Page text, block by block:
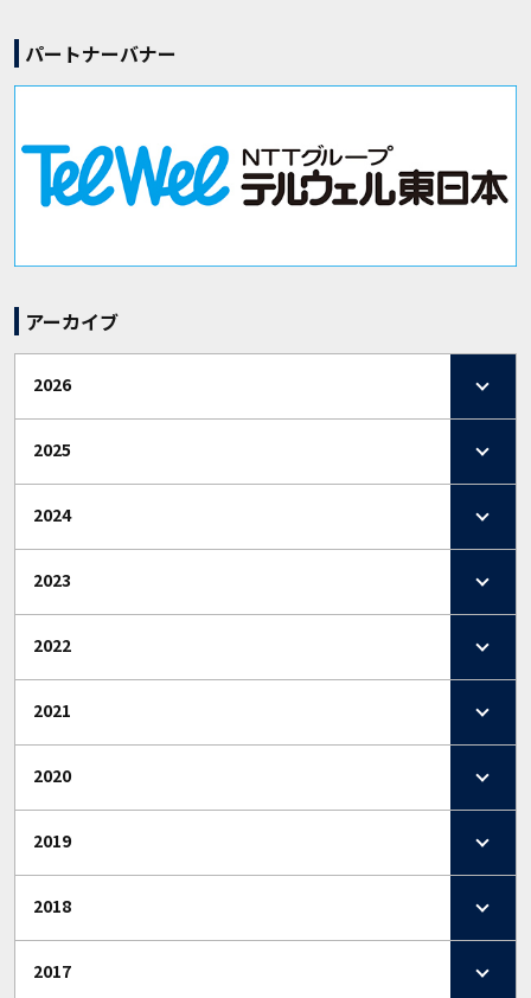
パートナーバナー
アーカイブ
2026
2025
2024
2023
2022
2021
2020
2019
2018
2017